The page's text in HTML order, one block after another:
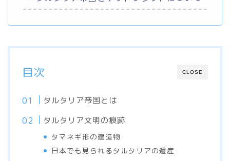
CLOSE
目次
タルタリア帝国とは
タルタリア文明の痕跡
タマネギ形の建造物
日本でも見られるタルタリアの遺産